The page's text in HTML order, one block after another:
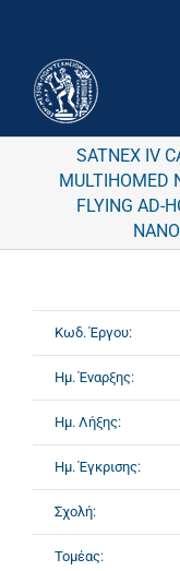
SATNEX IV
MULTIHOMED
FLYING AD-
Κωδ. Έργου:
Ημ. Έναρξης:
Ημ. Λήξης:
Ημ. Έγκρισης:
Σχολή:
Τομέας: